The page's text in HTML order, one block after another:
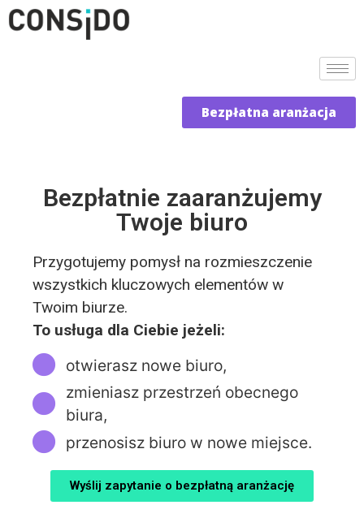
Bezpłatna aranżacja
Bezpłatnie zaaranżujemy
Twoje biuro
Przygotujemy pomysł na rozmieszczenie
wszystkich kluczowych elementów w
Twoim biurze.
To usługa dla Ciebie jeżeli:
otwierasz nowe biuro,
zmieniasz przestrzeń obecnego
biura,
przenosisz biuro w nowe miejsce.
Wyślij zapytanie o bezpłatną aranżację